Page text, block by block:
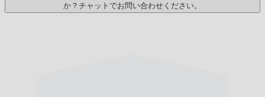
か？チャットでお問い合わせください。